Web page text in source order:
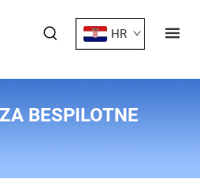
HR
BESPILOTNE